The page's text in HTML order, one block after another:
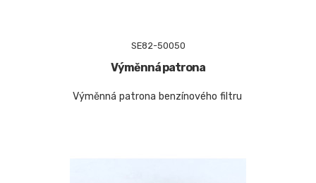
SE82-50050
Výměnná patrona
Výměnná patrona benzínového filtru